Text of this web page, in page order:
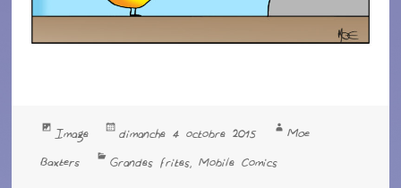
Format
Image
Publié
dimanche 4 octobre 2015 Auteur
Moe
Baxters
Catégories
Grandes frites,Mobile Comics